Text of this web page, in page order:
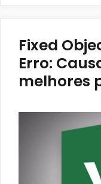
Fixed
Erro:
melhores